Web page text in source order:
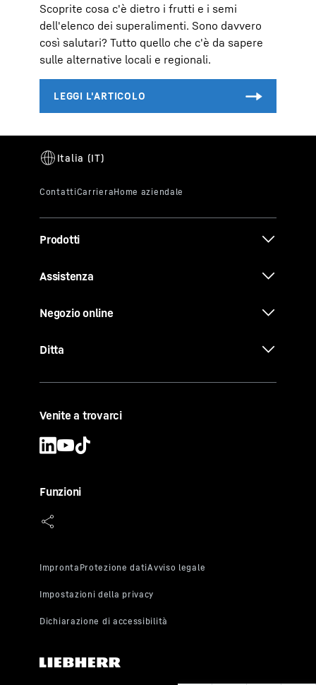
Scoprite cosa c'è dietro i frutti e i semi
dell'elenco dei superalimenti. Sono davvero
così salutari? Tutto quello che c'è da sapere
sulle alternative locali e regionali.
Prodotti
Assistenza
Negozio online
Ditta
Venite a trovarci
Funzioni